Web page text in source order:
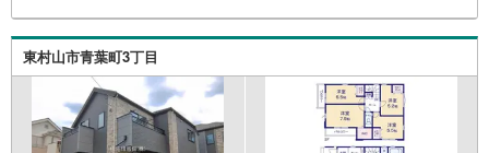
実に努めさせて頂きます。住宅情報館にお越し頂けたら、
物件のご紹介だけではなく、お住まいの疑問、不安、お家
の事ならなんでもご相談いただけます。お客様の要望をお
伺いしながら誠心誠意、全力でサポートさせて頂きます。
お客様一人一人に合わせたライフプランのご提案をさせて
いただきます。お気軽にご相談ください。
東村山市青葉町3丁目